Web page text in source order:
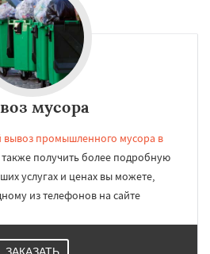
мусора
вывоз промышленного мусора в
получить более подробную
услугах и ценах вы можете,
из телефонов на сайте
обработку персональных данных